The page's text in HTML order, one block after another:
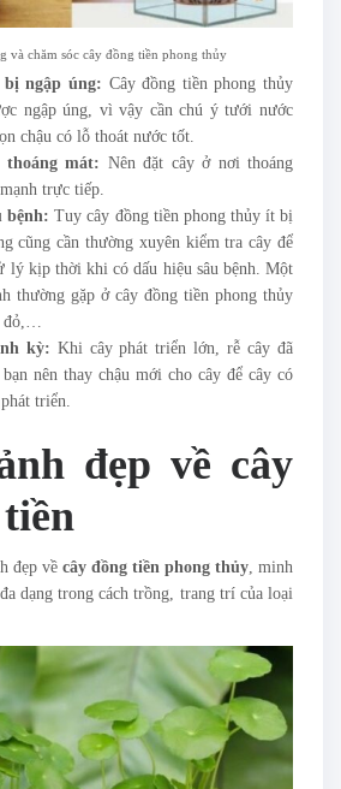
và chăm sóc cây đồng tiền phong thủy
bị ngập úng: Cây đồng tiền phong thủy
ngập úng, vì vậy cần chú ý tưới nước
chậu có lỗ thoát nước tốt.
mát: Nên đặt cây ở nơi thoáng
trực tiếp.
bệnh: Tuy cây đồng tiền phong thủy ít bị
cũng cần thường xuyên kiểm tra cây để
lý kịp thời khi có dấu hiệu sâu bệnh. Một
thường gặp ở cây đồng tiền phong thủy
kỳ: Khi cây phát triển lớn, rễ cây đã
nên thay chậu mới cho cây để cây có
triển.
đẹp về cây
đẹp về cây đồng tiền phong thủy , minh
dạng trong cách trồng, trang trí của loại